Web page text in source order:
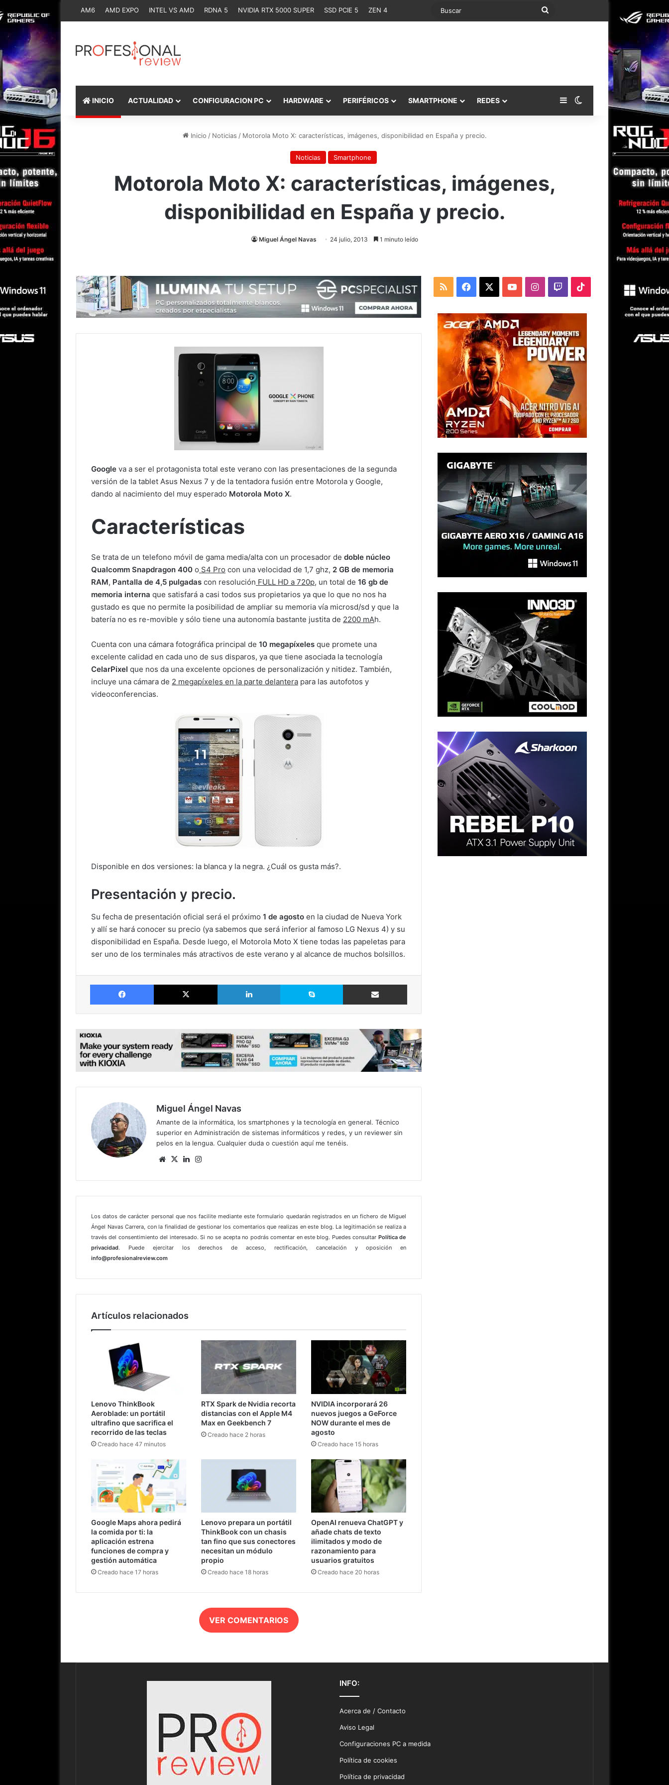
AM6 AMD EXPO INTEL VS AMD RDNA 5 NVIDIA RTX 5000 SUPER SSD PCIE 5 ZEN 4 Buscar
INICIO ACTUALIDAD CONFIGURACION PC HARDWARE PERIFÉRICOS SMARTPHONE REDES Barra lateral
Switch skin
Inicio / Noticias / Motorola Moto X: características, imágenes, disponibilidad en España y precio.
Noticias Smartphone
Motorola Moto X: características, imágenes,
disponibilidad en España y precio.
Miguel Ángel Navas 24 julio, 2013 1 minuto leído
Google va a ser el protagonista total este verano con las presentaciones de la segunda
versión de la tablet Asus Nexus 7 y de la tentadora fusión entre Motorola y Google,
dando al nacimiento del muy esperado Motorola Moto X.
Características
Se trata de un telefono móvil de gama media/alta con un procesador de doble núcleo
Qualcomm Snapdragon 400 o S4 Pro con una velocidad de 1,7 ghz, 2 GB de memoria
RAM, Pantalla de 4,5 pulgadas con resolución FULL HD a 720p, un total de 16 gb de
memoria interna que satisfará a casi todos sus propietarios ya que lo que no nos ha
gustado es que no permite la posibilidad de ampliar su memoria vía microsd/sd y que la
batería no es re-movible y sólo tiene una autonomía bastante justita de 2200 mAh.
Cuenta con una cámara fotográfica principal de 10 megapíxeles que promete una
excelente calidad en cada uno de sus disparos, ya que tiene asociada la tecnología
CelarPixel que nos da una excelente opciones de personalización y nitidez. También,
incluye una cámara de 2 megapíxeles en la parte delantera para las autofotos y
videoconferencias.
Disponible en dos versiones: la blanca y la negra. ¿Cuál os gusta más?.
Presentación y precio.
Su fecha de presentación oficial será el próximo 1 de agosto en la ciudad de Nueva York
y allí se hará conocer su precio (ya sabemos que será inferior al famoso LG Nexus 4) y su
disponibilidad en España. Desde luego, el Motorola Moto X tiene todas las papeletas para
ser uno de los terminales más atractivos de este verano y al alcance de muchos bolsillos.
Facebook X LinkedIn Skype Comparte vía Email
Miguel Ángel Navas
Amante de la informática, los smartphones y la tecnología en general. Técnico
superior en Administración de sistemas informáticos y redes, y un reviewer sin
pelos en la lengua. Cualquier duda o cuestión aquí me tenéis.
SitioX LinkedIn
Los datos de carácter personal que nos facilite mediante este formulario quedarán registrados en un fichero de Miguel
Ángel Navas Carrera, con la finalidad de gestionar los comentarios que realizas en este blog. La legitimación se realiza a
través del consentimiento del interesado. Si no se acepta no podrás comentar en este blog. Puedes consultar Política de
privacidad. Puede ejercitar los derechos de acceso, rectificación, cancelación y oposición en
info@profesionalreview.com
Artículos relacionados
Lenovo ThinkBook
Aeroblade: un portátil
ultrafino que sacrifica el
recorrido de las teclas
Creado hace 47 minutos
RTX Spark de Nvidia recorta
distancias con el Apple M4
Max en Geekbench 7
Creado hace 2 horas
NVIDIA incorporará 26
nuevos juegos a GeForce
NOW durante el mes de
agosto
Creado hace 15 horas
Google Maps ahora pedirá
la comida por ti: la
aplicación estrena
funciones de compra y
gestión automática
Creado hace 17 horas
Lenovo prepara un portátil
ThinkBook con un chasis
tan fino que sus conectores
necesitan un módulo
propio
Creado hace 18 horas
OpenAI renueva ChatGPT y
añade chats de texto
ilimitados y modo de
razonamiento para
usuarios gratuitos
Creado hace 20 horas
VER COMENTARIOS
RSS Facebook YouTubeInstagram
TwitchTikTok
INFO:
Acerca de / Contacto
Aviso Legal
Configuraciones PC a medida
Política de cookies
Política de privacidad